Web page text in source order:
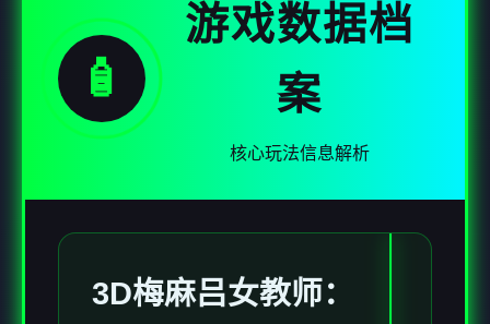
🧴
游戏数据档
案
核心玩法信息解析
3D梅麻吕女教师：